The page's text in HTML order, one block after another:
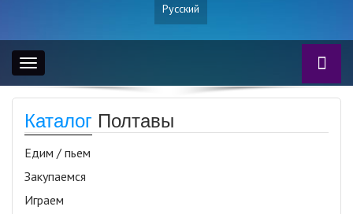
Русский
Toggle
navigation
Каталог Полтавы
Едим / пьем
Закупаемся
Играем